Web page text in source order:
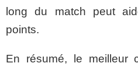
long du match peut
points.
En résumé, le meilleur